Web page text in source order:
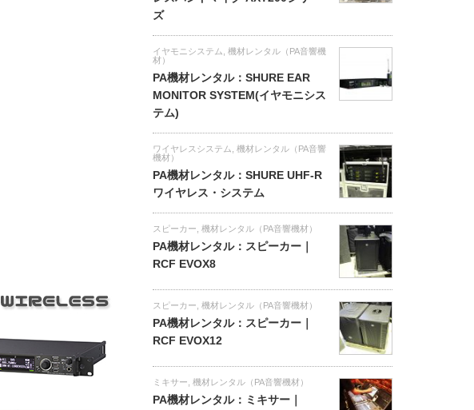
ズ
イヤモニシステム
機材レンタル（PA音響機
材）
PA機材レンタル：SHURE EAR
MONITOR SYSTEM(イヤモニシス
テム)
ワイヤレスシステム
機材レンタル（PA音響
機材）
PA機材レンタル：SHURE UHF-R
ワイヤレス・システム
スピーカー 機材レンタル（PA音響機材）
PA機材レンタル：スピーカー｜
RCF EVOX8
スピーカー 機材レンタル（PA音響機材）
PA機材レンタル：スピーカー｜
RCF EVOX12
ミキサー 機材レンタル（PA音響機材）
PA機材レンタル：ミキサー｜